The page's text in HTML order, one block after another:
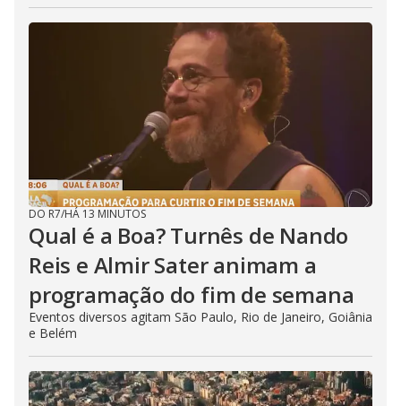
DO R7/HÁ 13 MINUTOS
Qual é a Boa? Turnês de Nando
Reis e Almir Sater animam a
programação do fim de semana
Eventos diversos agitam São Paulo, Rio de Janeiro, Goiânia
e Belém